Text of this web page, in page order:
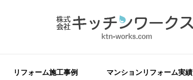
リフォーム施工事例 マンションリフォーム実績